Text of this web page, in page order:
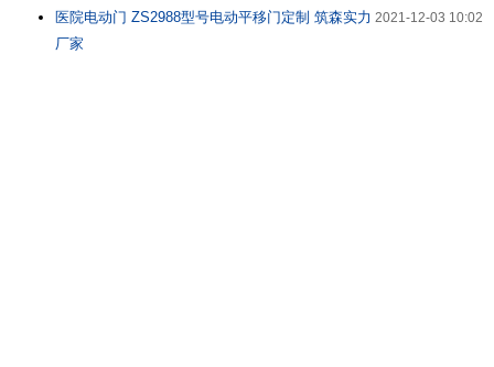
2021-12-03 10:02
医院电动门 ZS2988型号电动平移门定制 筑森实力
厂家